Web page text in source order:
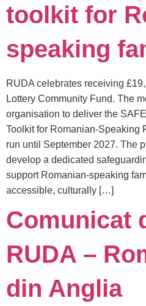
toolkit for
speaking
RUDA celebrates receiving
Lottery Community Fund. The
organisation to deliver the
Toolkit for Romanian-Speaking
run until September 2027. The
develop a dedicated
support Romanian-speaking
accessible, culturally […]
Comunicat
RUDA –
din Anglia